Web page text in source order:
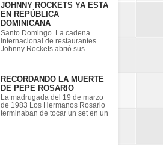
JOHNNY ROCKETS YA ESTA
EN REPÚBLICA
DOMINICANA
Santo Domingo. La cadena
internacional de restaurantes
Johnny Rockets abrió sus
RECORDANDO LA MUERTE
DE PEPE ROSARIO
La madrugada del 19 de marzo
de 1983 Los Hermanos Rosario
terminaban de tocar un set en un
...